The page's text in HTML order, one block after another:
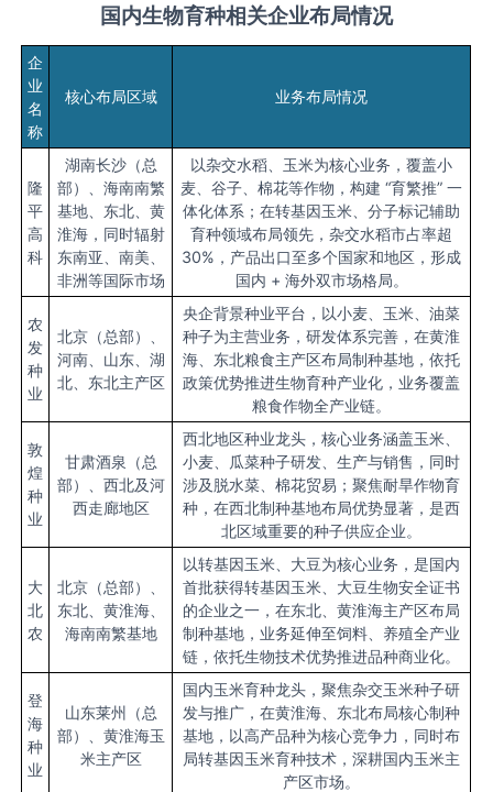
国内生物育种相关企业布局情况
企
业
名
称
核心布局区域 业务布局情况
隆
平
高
科
湖南长沙（总
部）、海南南繁
基地、东北、黄
淮海，同时辐射
东南亚、南美、
非洲等国际市场
以杂交水稻、玉米为核心业务，覆盖小
麦、谷子、棉花等作物，构建 “育繁推” 一
体化体系；在转基因玉米、分子标记辅助
育种领域布局领先，杂交水稻市占率超
30%，产品出口至多个国家和地区，形成
国内 + 海外双市场格局。
农
发
种
业
北京（总部）、
河南、山东、湖
北、东北主产区
央企背景种业平台，以小麦、玉米、油菜
种子为主营业务，研发体系完善，在黄淮
海、东北粮食主产区布局制种基地，依托
政策优势推进生物育种产业化，业务覆盖
粮食作物全产业链。
敦
煌
种
业
甘肃酒泉（总
部）、西北及河
西走廊地区
西北地区种业龙头，核心业务涵盖玉米、
小麦、瓜菜种子研发、生产与销售，同时
涉及脱水菜、棉花贸易；聚焦耐旱作物育
种，在西北制种基地布局优势显著，是西
北区域重要的种子供应企业。
大
北
农
北京（总部）、
东北、黄淮海、
海南南繁基地
以转基因玉米、大豆为核心业务，是国内
首批获得转基因玉米、大豆生物安全证书
的企业之一，在东北、黄淮海主产区布局
制种基地，业务延伸至饲料、养殖全产业
链，依托生物技术优势推进品种商业化。
登
海
种
业
山东莱州（总
部）、黄淮海玉
米主产区
国内玉米育种龙头，聚焦杂交玉米种子研
发与推广，在黄淮海、东北布局核心制种
基地，以高产品种为核心竞争力，同时布
局转基因玉米育种技术，深耕国内玉米主
产区市场。